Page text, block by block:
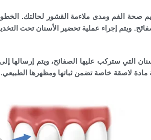
صحة الفم ومدى ملاءمة القشور لحالتك.
ويتم إجراء عملية تحضير الأسنان تحت
التي ستركب عليها الصفائح، ويتم إرسالها
مادة لاصقة خاصة تضمن ثباتها ومظهرها